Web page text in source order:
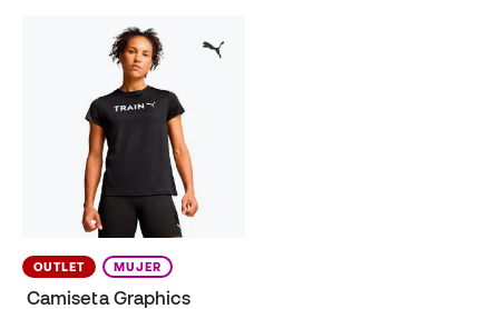
OUTLET MUJER
Camiseta Graphics